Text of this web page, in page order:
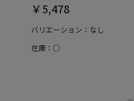
￥5,478
バリエーション：なし
在庫：○